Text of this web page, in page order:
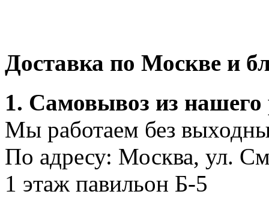
Доставка по Москве и
1. Самовывоз из нашего
Мы работаем без
По адресу: Москва, ул.
1 этаж павильон Б-5